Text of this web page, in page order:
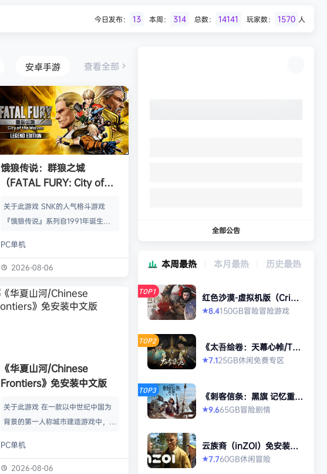
今日发布： 13 本周： 314 总数： 14141 玩家数： 1570 人
安卓手游 查看全部
饿狼传说：群狼之城
（FATAL FURY: City of
关于此游戏 SNK的人气格斗游戏
『饿狼传说』系列自1991年诞生以
潮。从1999年的『饿狼 -MARK OF
THE WOLVES-』起，时隔26年，
the Wolves』终于登场！ ■新实装
了加速兴奋的“REV系统”！ 新实装
PC单机
2026-08-06
《华夏山河/Chinese
Frontiers》免安装中文版
关于此游戏 在一款以中世纪中国为
背景的第一人称城市建造游戏中，规
的工匠起步，循序渐进地规划、生产
并筑起宏伟建筑。管理村民，搭建生
PC单机
2026-08-06
全部公告
本周最热 本月最热 历史最热
TOP1
红色沙漠-虚拟机版（Crims
on Desert HYPERVISO
R）免安装中文版
★8.4150GB冒险冒险游戏
TOP2
《太吾绘卷：天幕心帷/The
Scroll of Taiwu : Beyond
The Dom》免安装中文版
★7.125GB休闲免费专区
TOP3
《刺客信条：黑旗 记忆重
置-虚拟机版/Assassin’s Cr
eed Black Flag Resynced
★9.665GB冒险剧情
云族裔（inZOI）免安装中
文版
★7.760GB休闲冒险